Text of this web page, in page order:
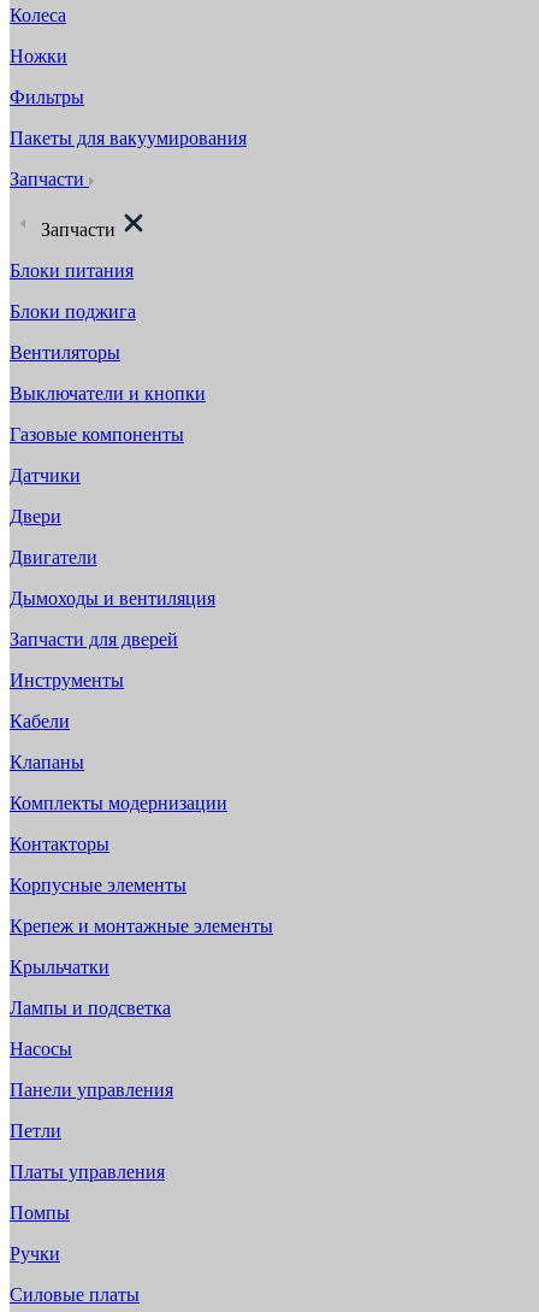
Колеса
Ножки
Фильтры
Пакеты для вакуумирования
Запчасти
Запчасти
Блоки питания
Блоки поджига
Вентиляторы
Выключатели и кнопки
Газовые компоненты
Датчики
Двери
Двигатели
Дымоходы и вентиляция
Запчасти для дверей
Инструменты
Кабели
Клапаны
Комплекты модернизации
Контакторы
Корпусные элементы
Крепеж и монтажные элементы
Крыльчатки
Лампы и подсветка
Насосы
Панели управления
Петли
Платы управления
Помпы
Ручки
Силовые платы